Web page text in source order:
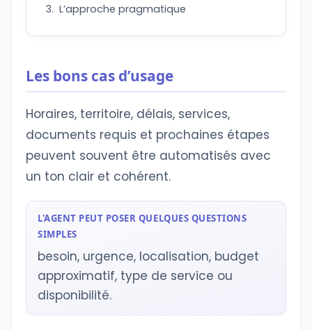
L’approche pragmatique
Les bons cas d’usage
Horaires, territoire, délais, services,
documents requis et prochaines étapes
peuvent souvent être automatisés avec
un ton clair et cohérent.
L'AGENT PEUT POSER QUELQUES QUESTIONS
SIMPLES
besoin, urgence, localisation, budget
approximatif, type de service ou
disponibilité.